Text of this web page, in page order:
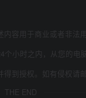
容用于商业或者非法
小时之内，从您的电
到授权。如有侵权请
THE END